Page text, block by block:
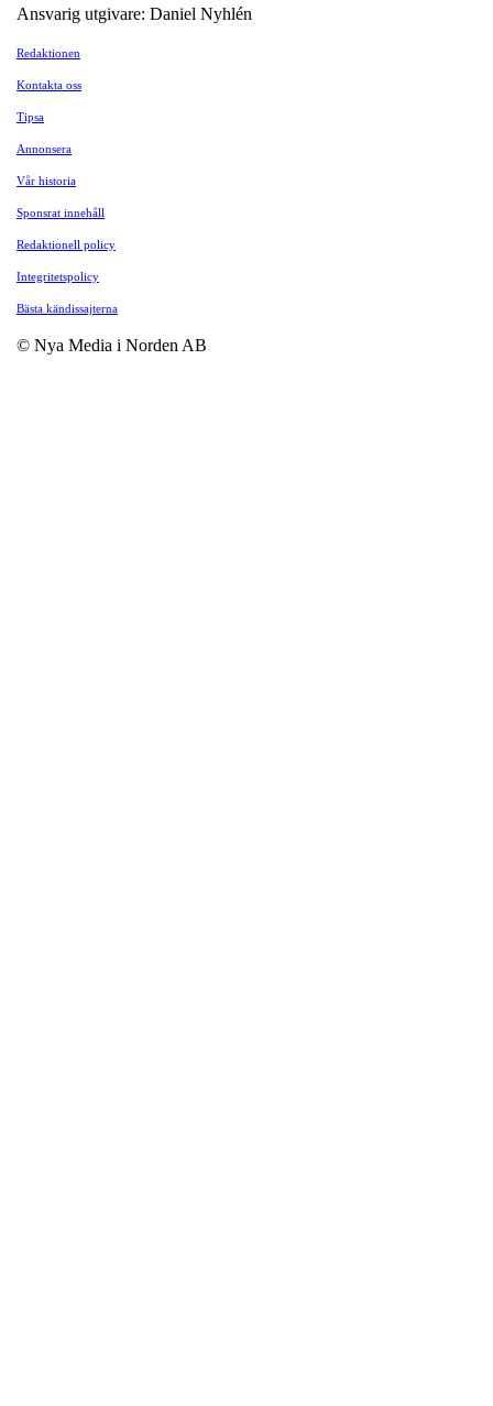
Ansvarig utgivare: Daniel Nyhlén
Redaktionen
Kontakta oss
Tipsa
Annonsera
Vår historia
Sponsrat innehåll
Redaktionell policy
Integritetspolicy
Bästa kändissajterna
© Nya Media i Norden AB